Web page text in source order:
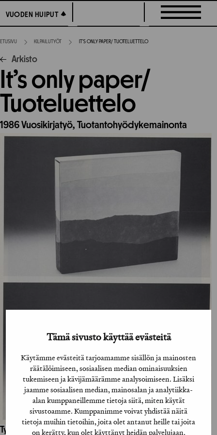
Tämä sivusto käyttää evästeitä
Käytämme evästeitä tarjoamamme sisällön ja mainosten
räätälöimiseen, sosiaalisen median ominaisuuksien
tukemiseen ja kävijämäärämme analysoimiseen. Lisäksi
jaamme sosiaalisen median, mainosalan ja analytiikka-
alan kumppaneillemme tietoja siitä, miten käytät
sivustoamme. Kumppanimme voivat yhdistää näitä
tietoja muihin tietoihin, joita olet antanut heille tai joita
on kerätty, kun olet käyttänyt heidän palvelujaan.
suoraan
sisältöön
VUODEN HUIPUT
VUODEN HUIPUT
ETUSIVU KILPAILUTYÖT IT’S ONLY PAPER/ TUOTELUETTELO
Arkisto
It’s only paper/
Tuoteluettelo
1986Vuosikirjatyö, Tuotantohyödykemainonta
Työhön osallistuneet henkilöt / tahot: